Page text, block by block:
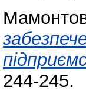
244-245.